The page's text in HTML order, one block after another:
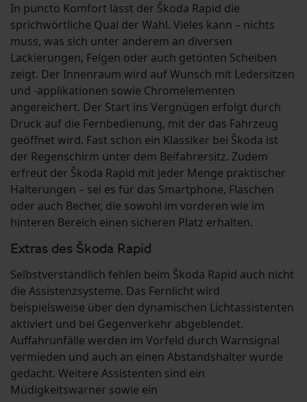
In puncto Komfort lässt der Škoda Rapid die
sprichwörtliche Qual der Wahl. Vieles kann – nichts
muss, was sich unter anderem an diversen
Lackierungen, Felgen oder auch getönten Scheiben
zeigt. Der Innenraum wird auf Wunsch mit Ledersitzen
und -applikationen sowie Chromelementen
angereichert. Der Start ins Vergnügen erfolgt durch
Druck auf die Fernbedienung, mit der das Fahrzeug
geöffnet wird. Fast schon ein Klassiker bei Škoda ist
der Regenschirm unter dem Beifahrersitz. Zudem
erfreut der Škoda Rapid mit jeder Menge praktischer
Halterungen – sei es für das Smartphone, Flaschen
oder auch Becher, die sowohl im vorderen wie im
hinteren Bereich einen sicheren Platz erhalten.
Extras des Škoda Rapid
Selbstverständlich fehlen beim Škoda Rapid auch nicht
die Assistenzsysteme. Das Fernlicht wird
beispielsweise über den dynamischen Lichtassistenten
aktiviert und bei Gegenverkehr abgeblendet.
Auffahrunfälle werden im Vorfeld durch Warnsignal
vermieden und auch an einen Abstandshalter wurde
gedacht. Weitere Assistenten sind ein
Müdigkeitswarner sowie ein